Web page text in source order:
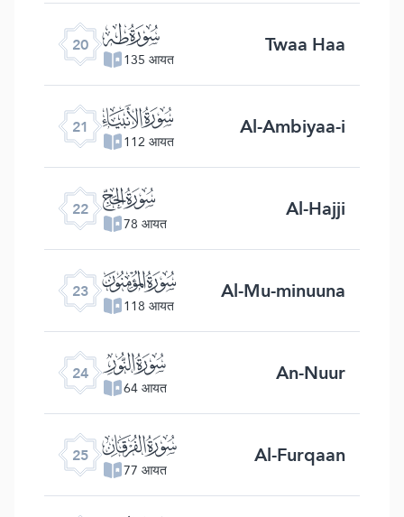
20 ﮠ
135 आयत Twaa Haa
21 ﮡ
112 आयत Al-Ambiyaa-i
22 ﮢ
78 आयत Al-Hajji
23 ﮣ
118 आयत Al-Mu-minuuna
24 ﮤ
64 आयत An-Nuur
25 ﮥ
77 आयत Al-Furqaan